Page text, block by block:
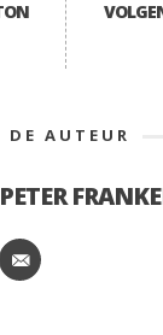
DE AUTEUR
PETER